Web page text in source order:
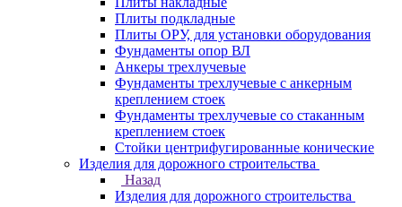
Плиты подкладные
Плиты ОРУ, для установки оборудования
Фундаменты опор ВЛ
Анкеры трехлучевые
Фундаменты трехлучевые с анкерным
креплением стоек
Фундаменты трехлучевые со стаканным
креплением стоек
Стойки центрифугированные конические
Изделия для дорожного строительства
Назад
Изделия для дорожного строительства